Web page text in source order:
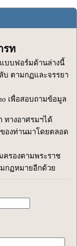
รท
บบฟอร์มด้านล่างนี้
บ ตามกฏและจรรยา
เพื่อสอบถามข้อมูล
ทางอาศรมฯได้
องท่านมาโดยตลอด
รองตามพระราช
กฏหมายอีกด้วย